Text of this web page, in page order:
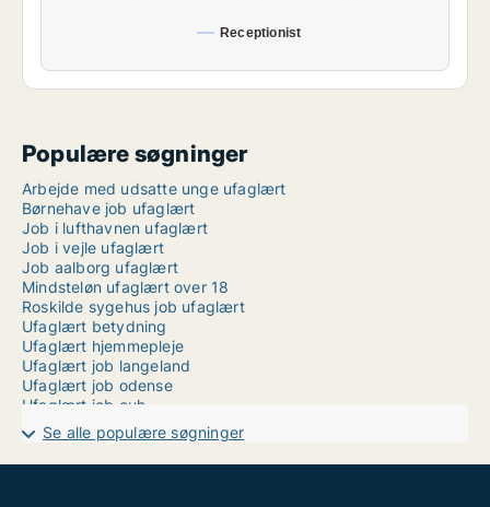
Receptionist
Populære søgninger
Arbejde med udsatte unge ufaglært
Børnehave job ufaglært
Job i lufthavnen ufaglært
Job i vejle ufaglært
Job aalborg ufaglært
Mindsteløn ufaglært over 18
Roskilde sygehus job ufaglært
Ufaglært betydning
Ufaglært hjemmepleje
Ufaglært job langeland
Ufaglært job odense
Ufaglært job ouh
Ufaglært job aalborg deltid
Ufaglært job aarhus fuldtid
Ufaglært lærervikar københavn
Se alle populære søgninger